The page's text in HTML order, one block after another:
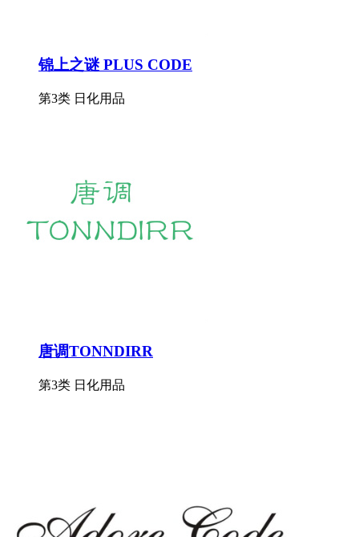
锦上之谜 PLUS CODE
第3类 日化用品
唐调TONNDIRR
第3类 日化用品